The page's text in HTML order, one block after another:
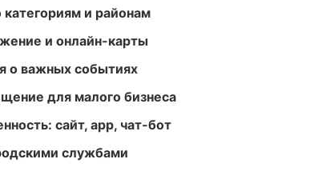
и районам
и онлайн-карты
о важных событиях
для малого бизнеса
сайт, app, чат-бот
службами